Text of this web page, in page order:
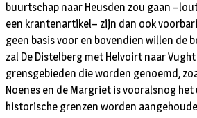
buurtschap naar Heusden zou gaan
een krantenartikel– zijn dan ook
geen basis voor en bovendien willen de
zal De Distelberg met Helvoirt naar
grensgebieden die worden genoemd,
Noenes en de Margriet is vooralsnog
historische grenzen worden